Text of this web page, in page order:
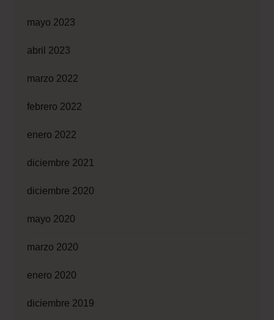
mayo 2023
abril 2023
marzo 2022
febrero 2022
enero 2022
diciembre 2021
diciembre 2020
mayo 2020
marzo 2020
enero 2020
diciembre 2019